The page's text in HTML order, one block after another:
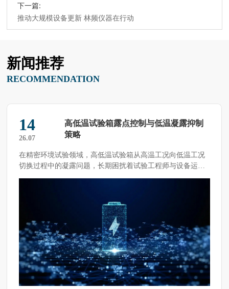
下一篇:
推动大规模设备更新 林频仪器在行动
新闻推荐
RECOMMENDATION
14
26.07
高低温试验箱露点控制与低温凝露抑制
策略
在精密环境试验领域，高低温试验箱从高温工况向低温工况
切换过程中的凝露问题，长期困扰着试验工程师与设备运维
人员。 […]